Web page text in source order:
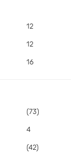
12
12
16
(73)
4
(42)